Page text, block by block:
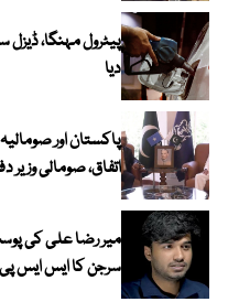
پیٹرول مہنگا،
دیا
پاکستان اور
اتفاق، صومالی وزیر
میر رضا علی کی
سرجن کا ایس ایس